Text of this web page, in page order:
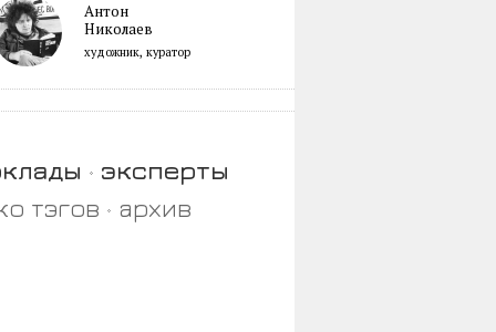
Антон
Николаев
художник, куратор
эксперты
тэгов
архив